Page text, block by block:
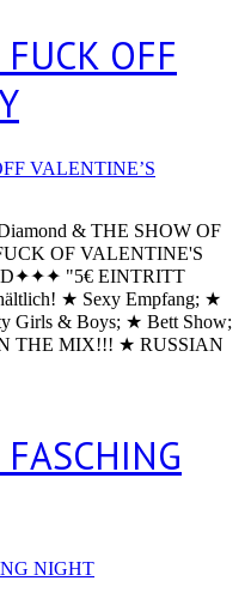
OFF
& THE SHOW OF
OF VALENTINE'S
"5€ EINTRITT
★ Sexy Empfang; ★
Girls & Boys; ★ Bett Show;
THE MIX!!! ★ RUSSIAN